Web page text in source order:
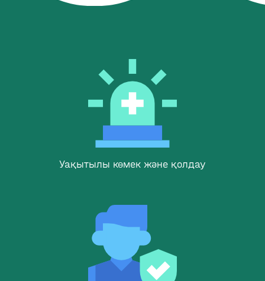
Уақытылы көмек және қолдау